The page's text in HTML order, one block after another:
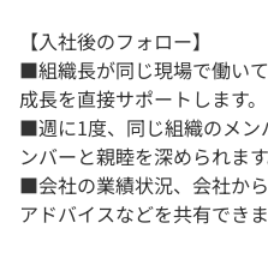
【入社後のフォロー】
■組織長が同じ現場で働い
成長を直接サポートします。
■週に1度、同じ組織のメン
ンバーと親睦を深められます
■会社の業績状況、会社か
アドバイスなどを共有できま